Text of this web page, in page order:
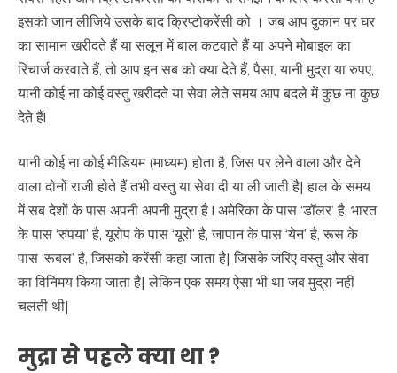
इसको जान लीजिये उसके बाद क्रिप्टोकरेंसी को । जब आप दुकान पर घर
का सामान खरीदते हैं या सलून में बाल कटवाते हैं या अपने मोबाइल का
रिचार्ज करवाते हैं, तो आप इन सब को क्या देते हैं, पैसा, यानी मुद्रा या रुपए,
यानी कोई ना कोई वस्तु खरीदते या सेवा लेते समय आप बदले में कुछ ना कुछ
देते हैंl
यानी कोई ना कोई मीडियम (माध्यम) होता है, जिस पर लेने वाला और देने
वाला दोनों राजी होते हैं तभी वस्तु या सेवा दी या ली जाती है| हाल के समय
में सब देशों के पास अपनी अपनी मुद्रा है l अमेरिका के पास ‘डॉलर’ है, भारत
के पास ‘रुपया’ है, यूरोप के पास ‘यूरो’ है, जापान के पास ‘येन’ है, रूस के
पास ‘रूबल’ है, जिसको करेंसी कहा जाता है| जिसके जरिए वस्तु और सेवा
का विनिमय किया जाता है| लेकिन एक समय ऐसा भी था जब मुद्रा नहीं
चलती थी|
मुद्रा सेपहले क्या था?